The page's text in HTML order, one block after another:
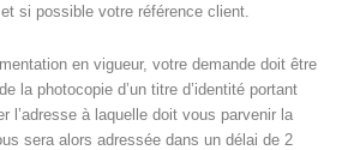
si possible votre référence client.
en vigueur, votre demande doit être
la photocopie d’un titre d’identité portant
l’adresse à laquelle doit vous parvenir la
sera alors adressée dans un délai de 2